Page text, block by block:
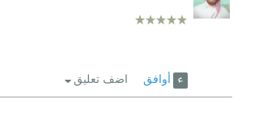
أوافق اضف تعليق